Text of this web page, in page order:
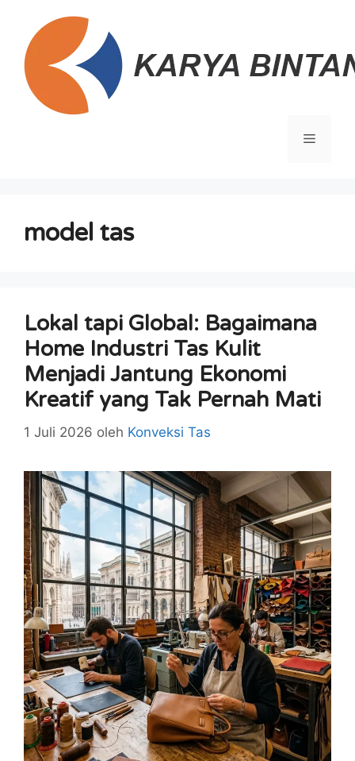
Menu
model tas
Lokal tapi Global: Bagaimana
Home Industri Tas Kulit
Menjadi Jantung Ekonomi
Kreatif yang Tak Pernah Mati
1 Juli 2026 oleh Konveksi Tas